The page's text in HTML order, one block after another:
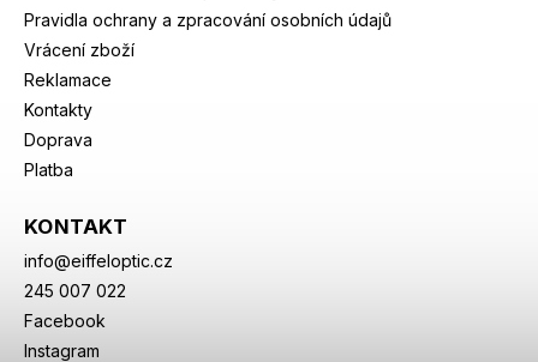
Pravidla ochrany a zpracování osobních údajů
Vrácení zboží
Reklamace
Kontakty
Doprava
Platba
KONTAKT
info@eiffeloptic.cz
245 007 022
Facebook
Instagram